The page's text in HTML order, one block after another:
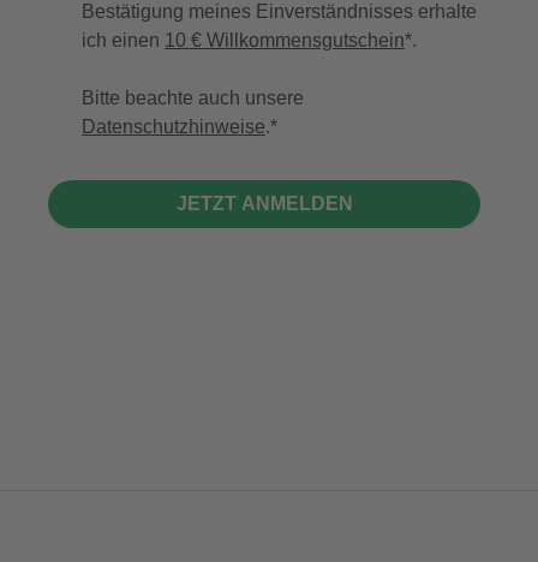
Bestätigung meines Einverständnisses erhalte
ich einen 10 € Willkommensgutschein*.
Bitte beachte auch unsere
Datenschutzhinweise.
JETZT ANMELDEN